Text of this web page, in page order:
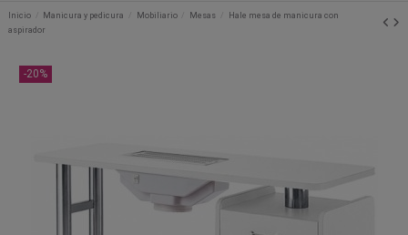
Inicio Manicura y pedicura Mobiliario Mesas
Hale mesa de manicura con
aspirador
-20%